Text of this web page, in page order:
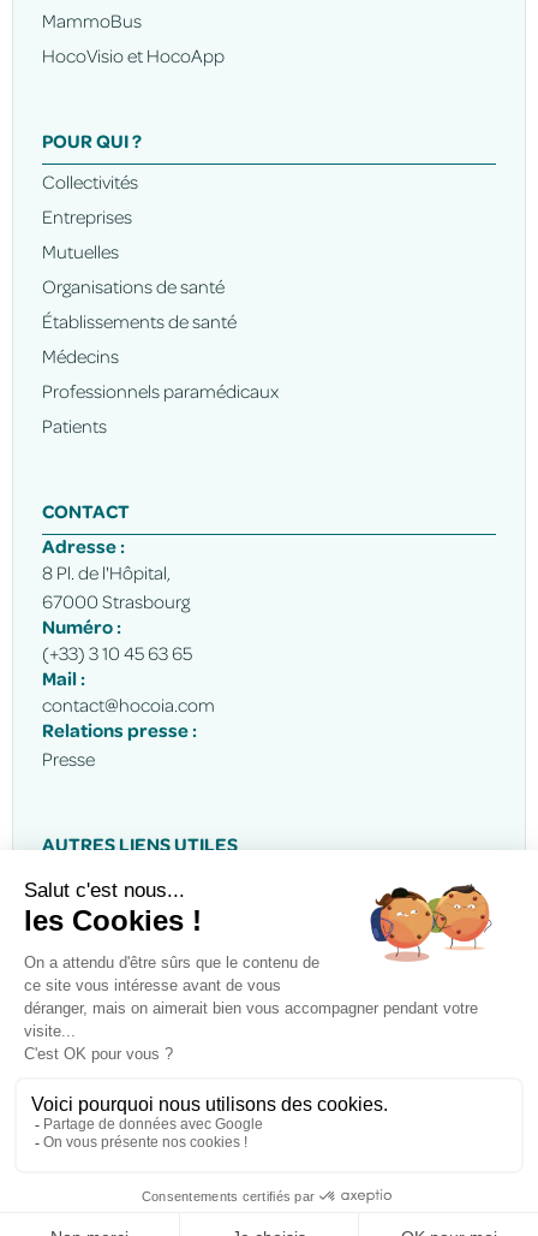
MammoBus
HocoVisio et HocoApp
POUR QUI ?
Collectivités
Entreprises
Mutuelles
Organisations de santé
Établissements de santé
Médecins
Professionnels paramédicaux
Patients
CONTACT
Adresse :
8 Pl. de l'Hôpital,
67000 Strasbourg
Numéro :
(+33) 3 10 45 63 65
Mail :
contact@hocoia.com
Relations presse :
Presse
AUTRES LIENS UTILES
Appels à projets
Demander une démo
© 2025 Hocoia - Tous droits reservés
Réalisé parAfalence
Politique de confidentialité de prise de RDVs
Mentions légales